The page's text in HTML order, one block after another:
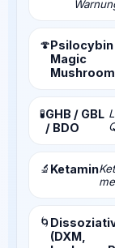
🍄
Magic
🧪GHB / GBL
/ BDO
🔬 Ketamin
🌀
(DXM,